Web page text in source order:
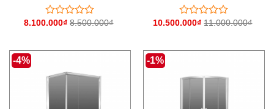
Được
0
sao
8.100.000₫ 8.500.000₫
Được
0
10.500.000₫ 11.000.000₫
-4% -1%